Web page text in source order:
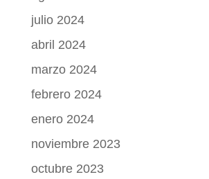
julio 2024
abril 2024
marzo 2024
febrero 2024
enero 2024
noviembre 2023
octubre 2023